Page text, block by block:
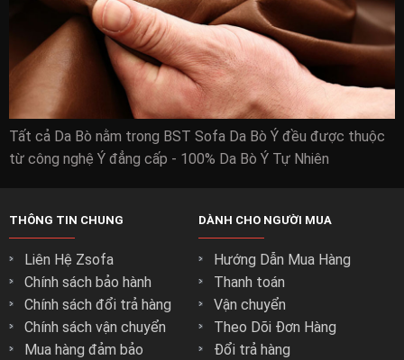
Tất cả Da Bò nằm trong BST Sofa Da Bò Ý đều được thuộc
từ công nghệ Ý đẳng cấp - 100% Da Bò Ý Tự Nhiên
THÔNG TIN CHUNG
Liên Hệ Zsofa
Chính sách bảo hành
Chính sách đổi trả hàng
Chính sách vận chuyển
Mua hàng đảm bảo
DÀNH CHO NGƯỜI MUA
Hướng Dẫn Mua Hàng
Thanh toán
Vận chuyển
Theo Dõi Đơn Hàng
Đổi trả hàng